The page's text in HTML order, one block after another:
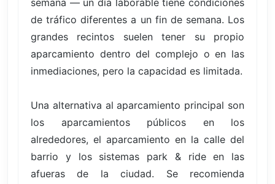
semana — un día laborable tiene condiciones
de tráfico diferentes a un fin de semana. Los
grandes recintos suelen tener su propio
aparcamiento dentro del complejo o en las
inmediaciones, pero la capacidad es limitada.
Una alternativa al aparcamiento principal son
los aparcamientos públicos en los
alrededores, el aparcamiento en la calle del
barrio y los sistemas park & ride en las
afueras de la ciudad. Se recomienda